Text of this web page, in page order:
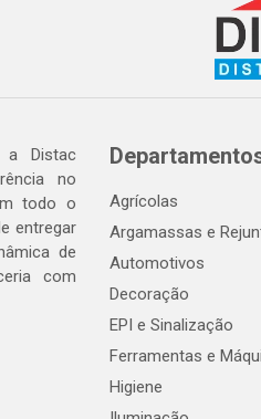
Distac
no
todo o
entregar
de
com
Agrícolas
Argamassas e
Automotivos
Decoração
EPI e Sinalização
Ferramentas e
Higiene